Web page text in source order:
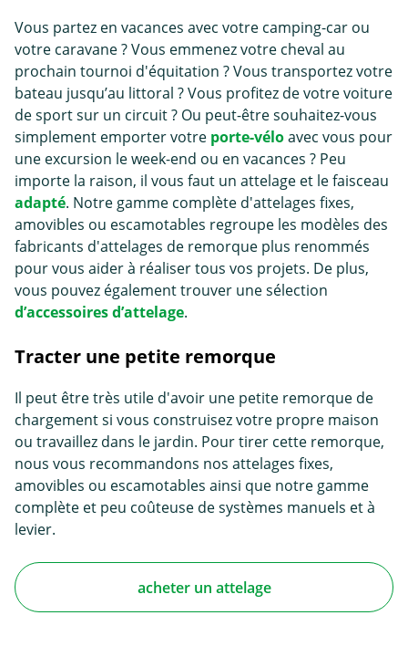
Vous partez en vacances avec votre camping-car ou
votre caravane ? Vous emmenez votre cheval au
prochain tournoi d'équitation ? Vous transportez votre
bateau jusqu’au littoral ? Vous profitez de votre voiture
de sport sur un circuit ? Ou peut-être souhaitez-vous
simplement emporter votre porte-véloavec vous pour
une excursion le week-end ou en vacances ? Peu
importe la raison, il vous faut un attelage et le faisceau
adapté. Notre gamme complète d'attelages fixes,
amovibles ou escamotables regroupe les modèles des
fabricants d'attelages de remorque plus renommés
pour vous aider à réaliser tous vos projets. De plus,
vous pouvez également trouver une sélection
d’accessoires d’attelage.
Tracter une petite remorque
Il peut être très utile d'avoir une petite remorque de
chargement si vous construisez votre propre maison
ou travaillez dans le jardin. Pour tirer cette remorque,
nous vous recommandons nos attelages fixes,
amovibles ou escamotables ainsi que notre gamme
complète et peu coûteuse de systèmes manuels et à
levier.
acheter un attelage